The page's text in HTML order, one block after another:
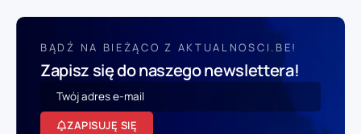
BĄDŹ NA BIEŻĄCO Z AKTUALNOSCI.BE!
Zapisz się do naszego newslettera!
ZAPISUJĘ SIĘ